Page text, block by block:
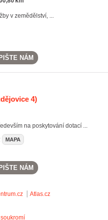
v zemědělství, ...
NÁM
4)
na poskytování dotací ...
MAPA
NÁM
Atlas.cz